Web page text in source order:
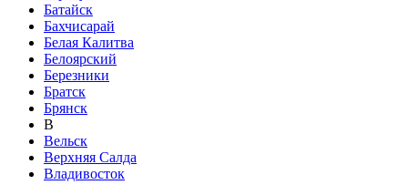
Батайск
Бахчисарай
Белая Калитва
Белоярский
Березники
Братск
Брянск
В
Вельск
Верхняя Салда
Владивосток